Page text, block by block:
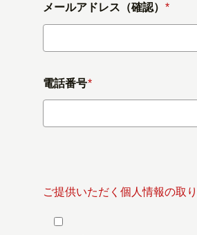
メールアドレス（確認） *
電話番号*
ご提供いただく個人情報の取